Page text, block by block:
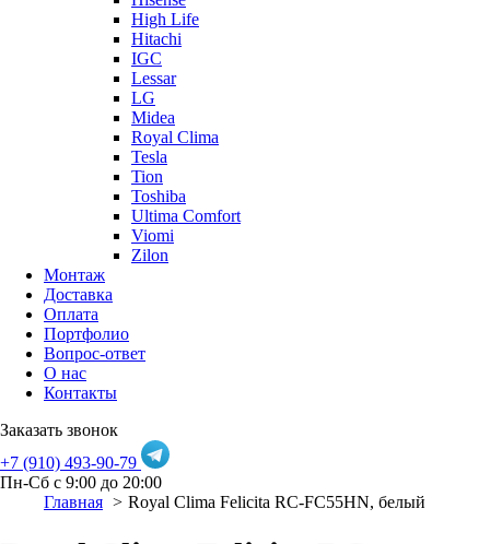
High Life
Hitachi
IGC
Lessar
LG
Midea
Royal Clima
Tesla
Tion
Toshiba
Ultima Comfort
Viomi
Zilon
Монтаж
Доставка
Оплата
Портфолио
Вопрос-ответ
О нас
Контакты
Заказать звонок
+7 (910) 493-90-79
Пн-Сб с 9:00 до 20:00
Главная
Royal Clima Felicita RC-FC55HN, белый